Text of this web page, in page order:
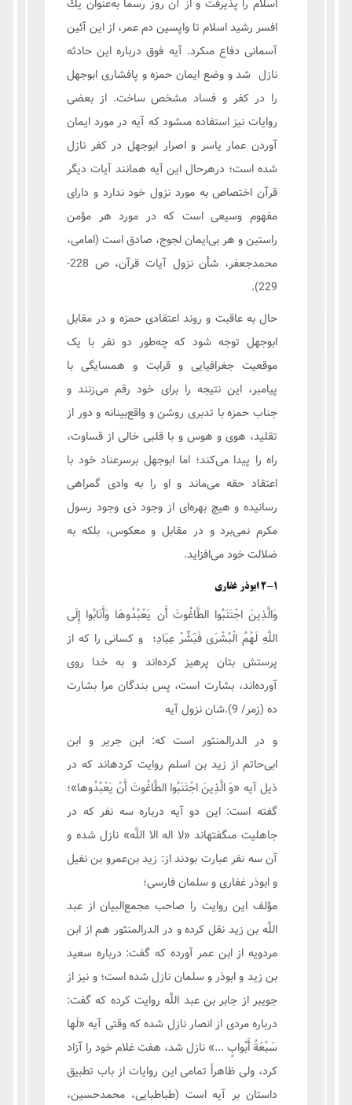
اسلام را پذيرفت و از آن روز رسماً به‌عنوان يك
افسر رشيد اسلام تا واپسين دم عمر، از اين آئين
آسمانى دفاع مى‏كرد. آيه فوق درباره اين حادثه
نازل شد و وضع ايمان حمزه و پافشارى ابوجهل
را در كفر و فساد مشخص ساخت. از بعضى
روايات نيز استفاده مى‏شود كه آيه در مورد ايمان
آوردن عمار ياسر و اصرار ابوجهل در كفر نازل
شده است؛ درهرحال اين آيه همانند آيات ديگر
قرآن اختصاص به مورد نزول خود ندارد و داراى
مفهوم وسيعى است كه در مورد هر مؤمن
راستين و هر بى‌ايمان لجوج، صادق است (امامی،
محمدجعفر، شأن نزول آیات قرآن، ص 228-
229).
حال به عاقبت و روند اعتقادی حمزه و در مقابل
ابوجهل توجه شود که چه‌طور دو نفر با یک
موقعیت جغرافیایی و قرابت و همسایگی با
پیامبر، این نتیجه را برای خود رقم می‌زنند و
جناب حمزه با تدبری روشن و واقع‌بینانه و دور از
تقلید، هوی و هوس و با قلبی خالی از قساوت،
راه را پیدا می‌کند؛ اما ابوجهل برسرعناد خود با
اعتقاد حقه می‌ماند و او را به وادی گمراهی
رسانیده و هیچ بهره‌ای از وجود ذی وجود رسول
مکرم نمی‌برد و در مقابل و معکوس، بلکه به
ضلالت خود می‌افزاید.
2-1 ابوذر غفاری
وَالَّذِينَ اجْتَنَبُوا الطَّاغُوتَ أَن يَعْبُدُوهَا وَأَنَابُوا إِلَى
اللَّهِ لَهُمُ الْبُشْرَى فَبَشِّرْ عِبَادِ؛ و کسانی را که از
پرستش بتان پرهيز کرده‌اند و به خدا روی
آورده‌اند، بشارت است، پس بندگان مرا بشارت
ده (زمر/ 9).شان نزول آیه
و در الدر‌المنثور است كه: ابن جرير و ابن
ابى‌حاتم از زيد بن اسلم روايت كرده‏اند كه در
ذيل آيه «وَ الَّذِينَ اجْتَنَبُوا الطَّاغُوتَ أَنْ يَعْبُدُوها»؛
گفته است: اين دو آيه درباره سه نفر كه در
جاهليت مى‏گفته‏اند «لا اله الا اللَّه» نازل شده و
آن سه نفر عبارت بودند از: زيد‌ بن‌عمرو بن نفيل
و ابوذر غفارى و سلمان فارسى؛
مؤلف اين روايت را صاحب مجمع‌البیان از عبد
اللَّه بن زيد نقل كرده و در الدر‌المنثور هم از ابن
مردويه از ابن عمر آورده كه گفت: درباره سعيد
بن زيد و ابوذر و سلمان نازل شده است؛ و نيز از
جويبر از جابر بن عبد اللَّه روايت كرده كه گفت:
درباره مردى از انصار نازل شده كه وقتى آيه «لَها
سَبْعَةُ أَبْوابٍ ...» نازل شد، هفت غلام خود را آزاد
كرد، ولى ظاهراً تمامى اين روايات از باب تطبيق
داستان بر آيه است (طباطبایی، محمدحسین،